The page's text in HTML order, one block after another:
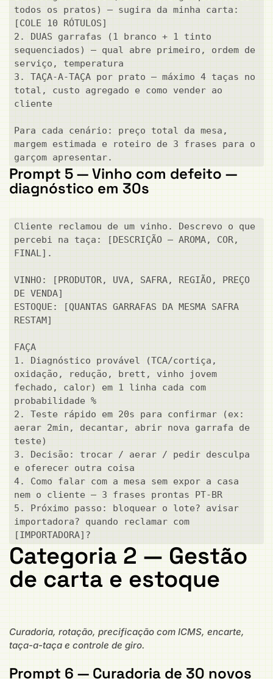
todos os pratos) — sugira da minha carta:
[COLE 10 RÓTULOS]
2. DUAS garrafas (1 branco + 1 tinto
sequenciados) — qual abre primeiro, ordem de
serviço, temperatura
3. TAÇA-A-TAÇA por prato — máximo 4 taças no
total, custo agregado e como vender ao
cliente
Para cada cenário: preço total da mesa,
margem estimada e roteiro de 3 frases para o
garçom apresentar.
Prompt 5 — Vinho com defeito —
diagnóstico em 30s
Cliente reclamou de um vinho. Descrevo o que
percebi na taça: [DESCRIÇÃO — AROMA, COR,
FINAL].
VINHO: [PRODUTOR, UVA, SAFRA, REGIÃO, PREÇO
DE VENDA]
ESTOQUE: [QUANTAS GARRAFAS DA MESMA SAFRA
RESTAM]
FAÇA
1. Diagnóstico provável (TCA/cortiça,
oxidação, redução, brett, vinho jovem
fechado, calor) em 1 linha cada com
probabilidade %
2. Teste rápido em 20s para confirmar (ex:
aerar 2min, decantar, abrir nova garrafa de
teste)
3. Decisão: trocar / aerar / pedir desculpa
e oferecer outra coisa
4. Como falar com a mesa sem expor a casa
nem o cliente — 3 frases prontas PT-BR
5. Próximo passo: bloquear o lote? avisar
importadora? quando reclamar com
[IMPORTADORA]?
Categoria 2 — Gestão
de carta e estoque
Curadoria, rotação, precificação com ICMS, encarte,
taça-a-taça e controle de giro.
Prompt 6 — Curadoria de 30 novos